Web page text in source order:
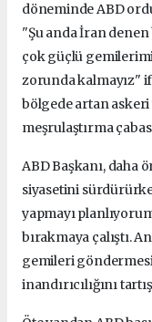
döneminde ABD
"Şu anda İran
çok güçlü
zorunda kalmayız"
bölgede artan askeri
meşrulaştırma
ABD Başkanı, daha
siyasetini
yapmayı
bırakmaya çalıştı.
gemileri
inandırıcılığını